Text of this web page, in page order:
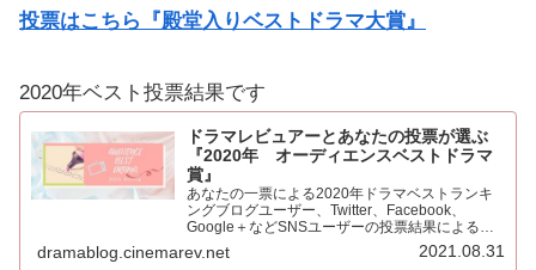
投票はこちら『殿堂入りベストドラマ大賞』
2020年ベスト投票結果です
ドラマレビュアーとあなたの投票が選ぶ
『2020年 オーディエンスベストドラマ
賞』
あなたの一票による2020年ドラマベストランキ
ングブログユーザー、Twitter、Facebook、
Google＋などSNSユーザーの投票結果による
2020年ベストドラマ。445票もの投票をいただき
心より感謝申し上げます！！集計の結果を発表…
dramablog.cinemarev.net 2021.08.31